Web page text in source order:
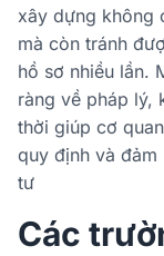
xây dựng không
mà còn tránh
hồ sơ nhiều lần.
ràng về pháp lý,
thời giúp cơ
quy định và
tư
Các